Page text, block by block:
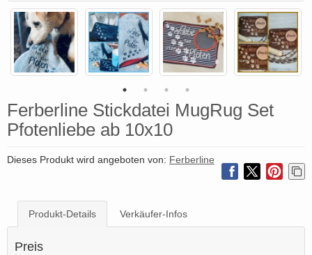
Ferberline Stickdatei MugRug Set
Pfotenliebe ab 10x10
Dieses Produkt wird angeboten von: Ferberline
Produkt-Details Verkäufer-Infos
Preis